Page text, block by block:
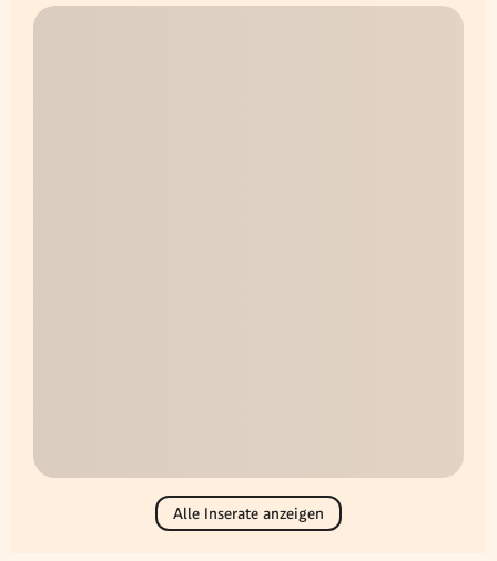
Alle Inserate anzeigen